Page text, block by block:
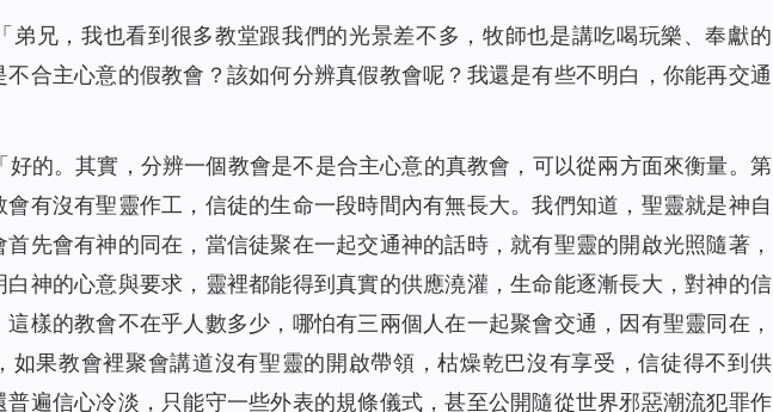
弟兄，我也看到很多教堂跟我們的光景差不多，牧師也是講吃喝玩樂、奉獻的
合主心意的假教會？該如何分辨真假教會呢？我還是有些不明白，你能再交通
好的。其實，分辨一個教會是不是合主心意的真教會，可以從兩方面來衡量。第
有沒有聖靈作工，信徒的生命一段時間內有無長大。我們知道，聖靈就是神自
先會有神的同在，當信徒聚在一起交通神的話時，就有聖靈的開啟光照隨著，
神的心意與要求，靈裡都能得到真實的供應澆灌，生命能逐漸長大，對神的信
樣的教會不在乎人數多少，哪怕有三兩個人在一起聚會交通，因有聖靈同在，
如果教會裡聚會講道沒有聖靈的開啟帶領，枯燥乾巴沒有享受，信徒得不到供
普遍信心冷淡，只能守一些外表的規條儀式，甚至公開隨從世界邪惡潮流犯罪作